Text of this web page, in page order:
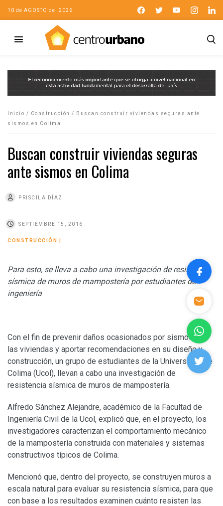
10 de AGOSTO del 2026
Inicio / Construcción /
Buscan construir viviendas seguras ante
sismos en Colima
Buscan construir viviendas seguras
ante sismos en Colima
PRISCILA DÍAZ
SEPTIEMBRE 15, 2016
CONSTRUCCIÓN
Para esto, se lleva a cabo una investigación de resistencia
sísmica de muros de mampostería por estudiantes de
ingeniería
Con el fin de prevenir daños ocasionados por sismos en
las viviendas y aportar recomendaciones en su diseño y
construcción, un grupo de estudiantes de la Universidad de
Colima (Ucol), llevan a cabo una investigación de
resistencia sísmica de muros de mampostería.
Alfredo Sánchez Alejandre, académico de la Facultad de
Ingeniería Civil de la Ucol, explicó que, en el proyecto, los
investigadores caracterizan el comportamiento mecánico
de la mampostería construida con materiales y sistemas
constructivos típicos de Colima.
Mencionó que, dentro del proyecto, se construyen muros a
escala natural para evaluar su resistencia sísmica, para que
con base a los resultados examinen cuánto resisten las